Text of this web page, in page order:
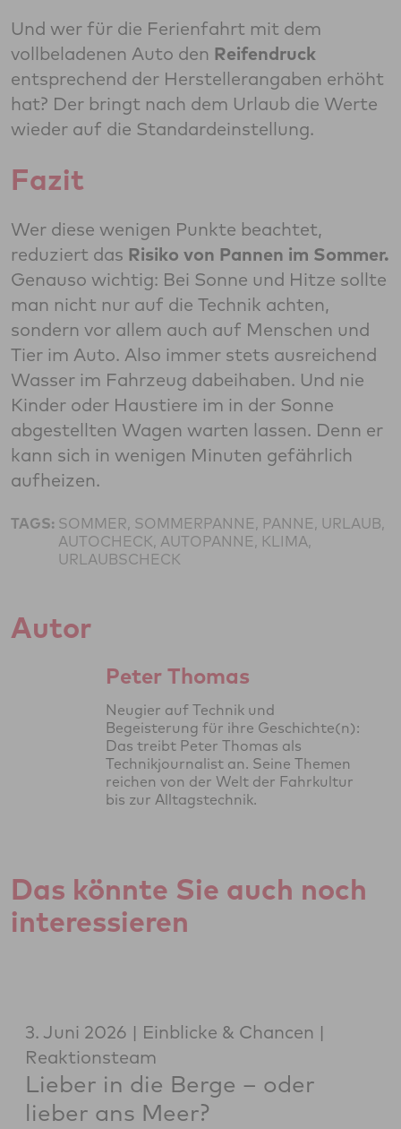
Und wer für die Ferienfahrt mit dem
vollbeladenen Auto den Reifendruck
entsprechend der Herstellerangaben erhöht
hat? Der bringt nach dem Urlaub die Werte
wieder auf die Standardeinstellung.
Fazit
Wer diese wenigen Punkte beachtet,
reduziert das Risiko von Pannen im Sommer.
Genauso wichtig: Bei Sonne und Hitze sollte
man nicht nur auf die Technik achten,
sondern vor allem auch auf Menschen und
Tier im Auto. Also immer stets ausreichend
Wasser im Fahrzeug dabeihaben. Und nie
Kinder oder Haustiere im in der Sonne
abgestellten Wagen warten lassen. Denn er
kann sich in wenigen Minuten gefährlich
aufheizen.
TAGS: SOMMER, SOMMERPANNE, PANNE, URLAUB,
AUTOCHECK, AUTOPANNE, KLIMA,
URLAUBSCHECK
Autor
Peter Thomas
Neugier auf Technik und
Begeisterung für ihre Geschichte(n):
Das treibt Peter Thomas als
Technikjournalist an. Seine Themen
reichen von der Welt der Fahrkultur
bis zur Alltagstechnik.
Das könnte Sie auch noch
interessieren
3. Juni 2026
Einblicke & Chancen
Reaktionsteam
Lieber in die Berge – oder
lieber ans Meer?